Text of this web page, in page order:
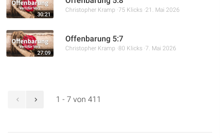
30:21
Christopher Kramp 75 Klicks 21. Mai 2026
27:09
Offenbarung 5:7
Christopher Kramp 80 Klicks 7. Mai 2026
1 - 7 von 411